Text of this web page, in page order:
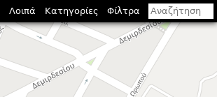
Λοιπά Κατηγορίες Φίλτρα